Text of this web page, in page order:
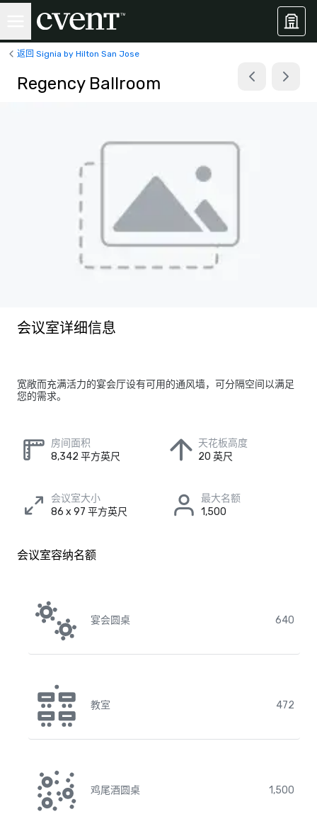
返回 Signia by Hilton San Jose
Regency Ballroom
会议室详细信息
宽敞而充满活力的宴会厅设有可用的通风墙，可分隔空间以满足
您的需求。
房间面积
8,342 平方英尺
天花板高度
20 英尺
会议室大小
86 x 97 平方英尺
最大名额
1,500
会议室容纳名额
宴会圆桌 640
教室 472
鸡尾酒圆桌 1,500